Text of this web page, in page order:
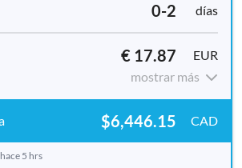
0-2 días
€ 17.87
EUR
mostrar más
$6,446.15 CAD
hace 5 hrs